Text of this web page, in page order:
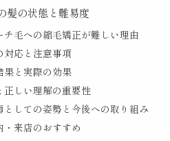
髪の状態と難易度
チ毛への縮毛矯正が難しい理由
対応と注意事項
果と実際の効果
正しい理解の重要性
としての姿勢と今後への取り組み
・来店のおすすめ